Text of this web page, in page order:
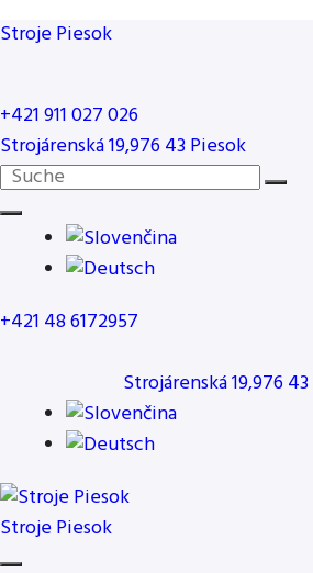
Stroje Piesok
+421 911 027 026
Strojárenská 19,976 43 Piesok
Suche…
+421 48 6172957
Strojárenská 19,976
Stroje Piesok